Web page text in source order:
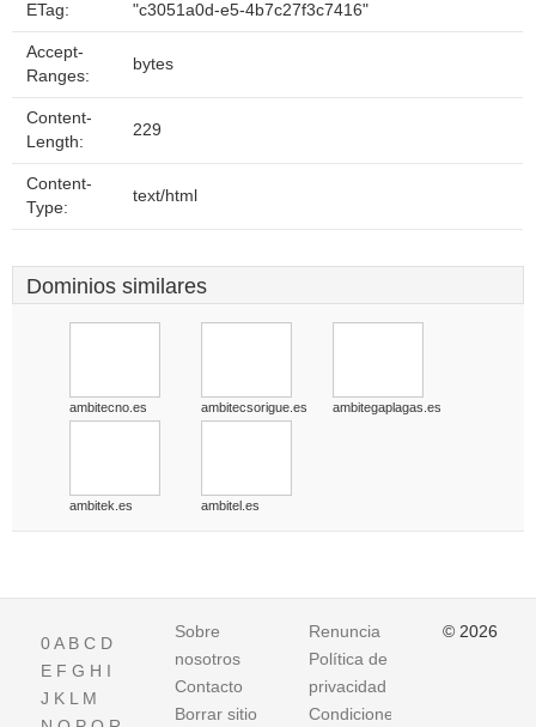
ETag: "c3051a0d-e5-4b7c27f3c7416"
Accept-
Ranges:
bytes
Content-
Length:
229
Content-
Type:
text/html
Dominios similares
ambitecno.es ambitecsorigue.es ambitegaplagas.es
ambitek.es ambitel.es
0A B C D
E F G H I
J K L M
Sobre
nosotros
Contacto
Borrar sitio
Renuncia
Política de
privacidad
Condiciones
© 2026